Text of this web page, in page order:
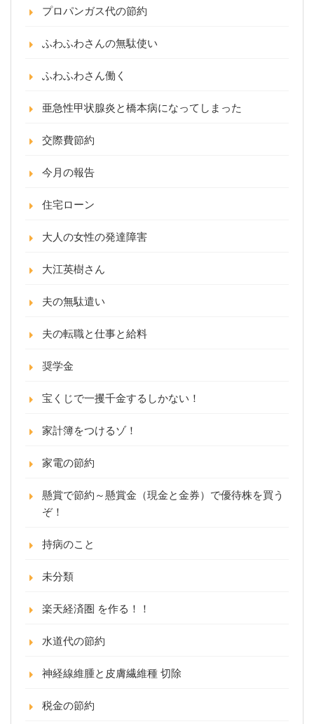
プロパンガス代の節約
ふわふわさんの無駄使い
ふわふわさん働く
亜急性甲状腺炎と橋本病になってしまった
交際費節約
今月の報告
住宅ローン
大人の女性の発達障害
大江英樹さん
夫の無駄遣い
夫の転職と仕事と給料
奨学金
宝くじで一攫千金するしかない！
家計簿をつけるゾ！
家電の節約
懸賞で節約～懸賞金（現金と金券）で優待株を買う
ぞ！
持病のこと
未分類
楽天経済圏 を作る！！
水道代の節約
神経線維腫と皮膚繊維種 切除
税金の節約